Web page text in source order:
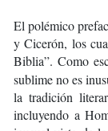
El polémico
y Cicerón, los
Biblia”. Como
sublime no es
la tradición
incluyendo a